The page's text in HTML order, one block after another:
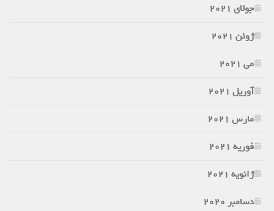
جولای 2021
ژوئن 2021
می 2021
آوریل 2021
مارس 2021
فوریه 2021
ژانویه 2021
دسامبر 2020